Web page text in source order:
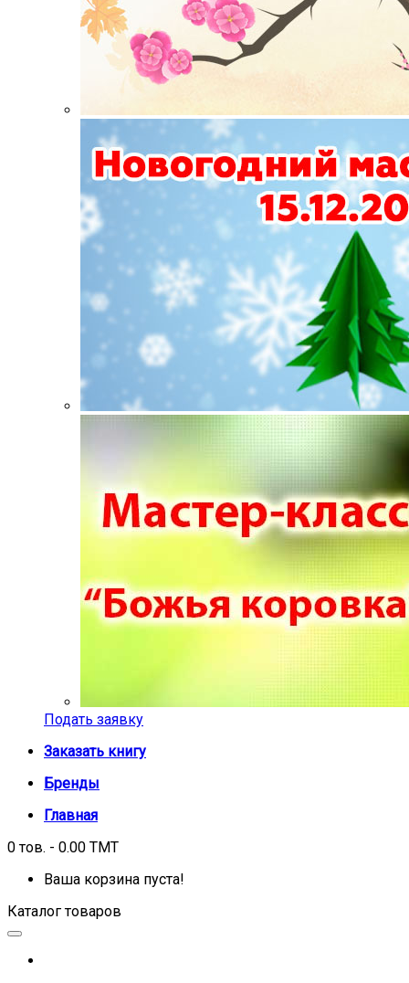
Подать заявку
Заказать книгу
Бренды
Главная
0 тов. - 0.00 TMT
Ваша корзина пуста!
Каталог товаров